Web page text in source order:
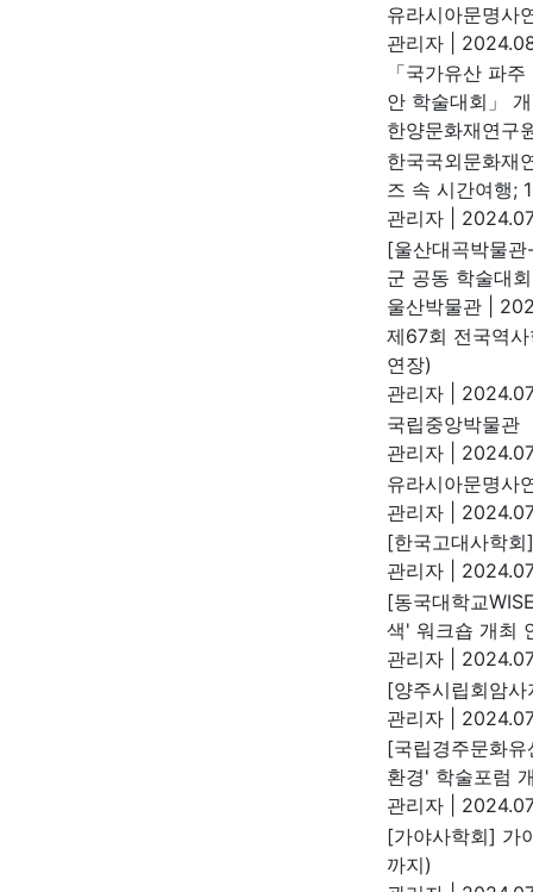
유라시아문명사
관리자
「국가유산 파
안 학술대회」
한양문화재연구
한국국외문화재
즈 속 시간여행;
관리자
[울산대곡박물
군 공동 학술대
울산박물관
제67회 전국역
연장)
관리자
국립중앙박물관
관리자
유라시아문명사
관리자
[한국고대사학
관리자
[동국대학교
색' 워크숍 개최
관리자
[양주시립회암
관리자
[국립경주문화
환경' 학술포럼
관리자
[가야사학회] 가
까지)